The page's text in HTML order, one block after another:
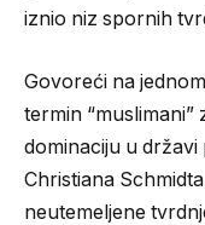
iznio niz spornih
Govoreći na
termin “muslimani”
dominaciju u
Christiana
neutemeljene